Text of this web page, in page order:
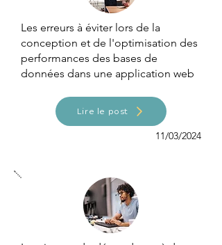
Les erreurs à éviter lors de la
conception et de l'optimisation des
performances des bases de
données dans une application web
Lire le post
11/03/2024